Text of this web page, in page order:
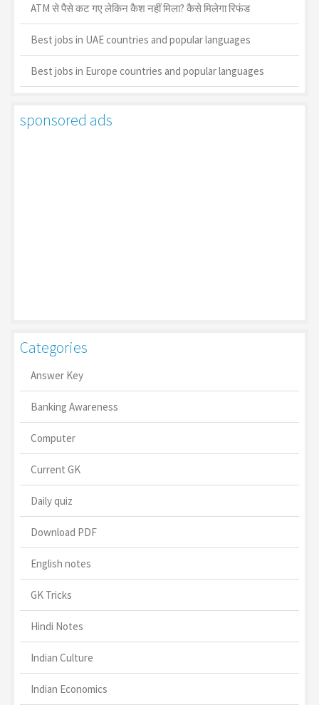
ATM से पैसे कट गए लेकिन कैश नहीं मिला? कैसे मिलेगा रिफंड
Best jobs in UAE countries and popular languages
Best jobs in Europe countries and popular languages
sponsored ads
Categories
Answer Key
Banking Awareness
Computer
Current GK
Daily quiz
Download PDF
English notes
GK Tricks
Hindi Notes
Indian Culture
Indian Economics